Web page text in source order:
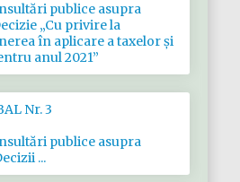
publice asupra
„Cu privire la
în aplicare a taxelor şi
anul 2021”
Nr. 3
publice asupra
...